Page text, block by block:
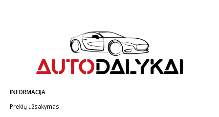
INFORMACIJA
Prekių užsakymas